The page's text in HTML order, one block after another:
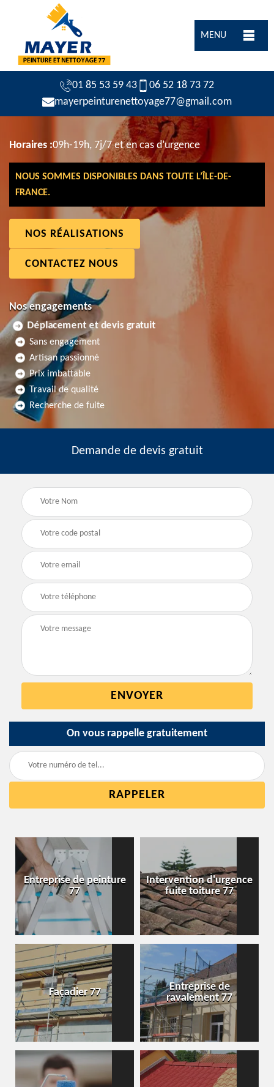
MENU
01 85 53 59 43
06 52 18 73 72
mayerpeinturenettoyage77@gmail.com
Horaires :09h-19h, 7j/7 et en cas d’urgence
NOUS SOMMES DISPONIBLES DANS TOUTE L’ÎLE-DE-
FRANCE.
NOS RÉALISATIONS
CONTACTEZ NOUS
Nos engagements
Déplacement et devis gratuit
Sans engagement
Artisan passionné
Prix imbattable
Travail de qualité
Recherche de fuite
Demande de devis gratuit
On vous rappelle gratuitement
Entreprise de peinture
77
Intervention d'urgence
fuite toiture 77
Façadier 77
Entreprise de
ravalement 77